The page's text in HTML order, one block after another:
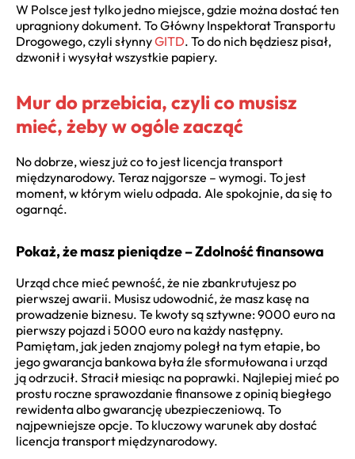
W Polsce jest tylko jedno miejsce, gdzie można dostać ten
upragniony dokument. To Główny Inspektorat Transportu
Drogowego, czyli słynnyGITD. To do nich będziesz pisał,
dzwonił i wysyłał wszystkie papiery.
Mur do przebicia, czyli co musisz
mieć, żeby w ogóle zacząć
No dobrze, wiesz już co to jest licencja transport
międzynarodowy. Teraz najgorsze – wymogi. To jest
moment, w którym wielu odpada. Ale spokojnie, da się to
ogarnąć.
Pokaż, że masz pieniądze – Zdolność finansowa
Urząd chce mieć pewność, że nie zbankrutujesz po
pierwszej awarii. Musisz udowodnić, że masz kasę na
prowadzenie biznesu. Te kwoty są sztywne: 9000 euro na
pierwszy pojazd i 5000 euro na każdy następny.
Pamiętam, jak jeden znajomy poległ na tym etapie, bo
jego gwarancja bankowa była źle sformułowana i urząd
ją odrzucił. Stracił miesiąc na poprawki. Najlepiej mieć po
prostu roczne sprawozdanie finansowe z opinią biegłego
rewidenta albo gwarancję ubezpieczeniową. To
najpewniejsze opcje. To kluczowy warunek aby dostać
licencja transport międzynarodowy.